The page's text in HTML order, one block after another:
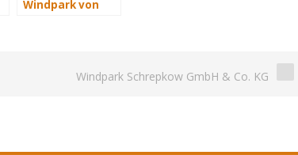
Windpark von
Windpark Schrepkow GmbH & Co. KG